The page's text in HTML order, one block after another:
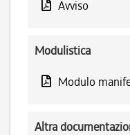
Avviso
Modulistica
Modulo
Altra